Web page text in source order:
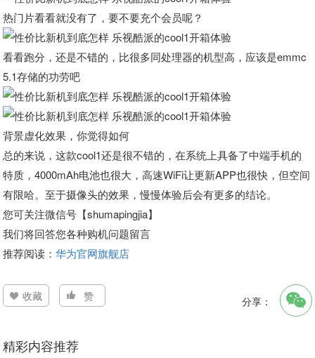
热门片看看就没有了，要不要充个会员呢？
看看跑分，还是不错的，比很多同处理器的机型高，应该是emmc
5.1存储的功劳吧
背景虚化效果，你觉得如何
总的来说，这款cool1还是很不错的，在系统上具备了中端手机的
特质，4000mAh电池也很大，高速WiFi让更新APP也很快，但空间
有限哈。至于摄像头的效果，慢慢体验后会有更多的结论。
您可关注微信号【shumapingjia】
我们将回答您各种购机问题留言
推荐阅读：华为官网旗舰店
收藏 赞 分享：
精彩内容推荐